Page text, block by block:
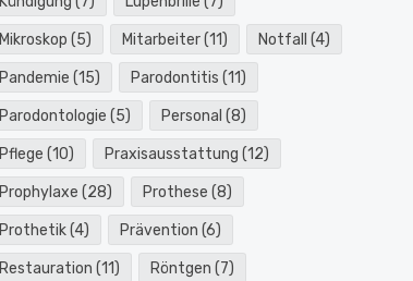
Mikroskop (5) Mitarbeiter(11) Notfall (4)
Pandemie (15) Parodontitis (11)
Parodontologie (5) Personal (8)
Pflege (10) Praxisausstattung (12)
Prophylaxe (28) Prothese (8)
Prothetik(4) Prävention (6)
Restauration (11) Röntgen (7)